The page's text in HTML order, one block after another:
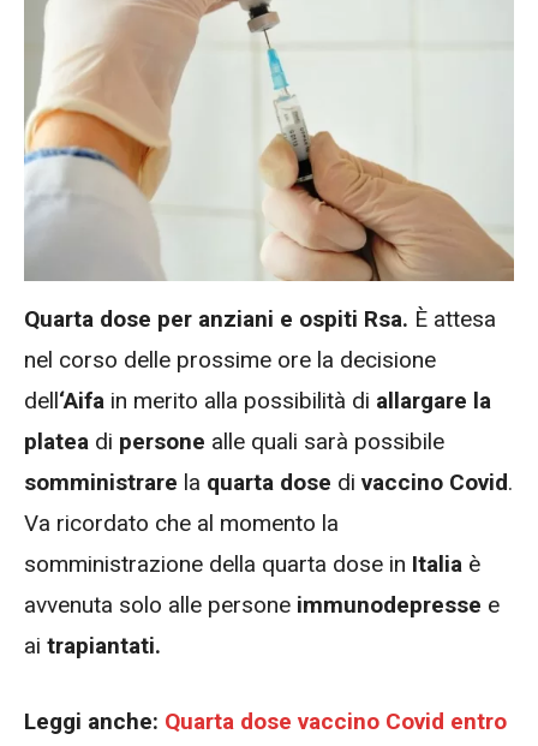
Quarta dose per anziani e ospiti Rsa. È attesa
nel corso delle prossime ore la decisione
dell‘Aifa in merito alla possibilità di allargare la
platea di persone alle quali sarà possibile
somministrare la quarta dose di vaccino Covid.
Va ricordato che al momento la
somministrazione della quarta dose in Italia è
avvenuta solo alle persone immunodepresse e
ai trapiantati.
Leggi anche: Quarta dose vaccino Covid entro